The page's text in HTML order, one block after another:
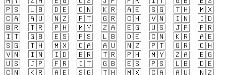
🇵🇸
🇱🇧 🇩🇪 🇨🇳 🇰🇷 🇦🇪 🇸🇬 🇹🇭
🇲🇽
🇨🇦
🇦🇺 🇳🇿 🇵🇹 🇬🇷 🇨🇭 🇻🇳 🇮🇳
🇮🇩
🇧🇷
🇹🇷 🇵🇭 🇲🇾 🇿🇦 🇪🇬 🇺🇸 🇯🇵
🇫🇷
🇮🇹
🇬🇧 🇪🇸 🇵🇸 🇱🇧 🇩🇪 🇨🇳 🇰🇷
🇦🇪
🇸🇬
🇹🇭 🇲🇽 🇨🇦 🇦🇺 🇳🇿 🇵🇹 🇬🇷
🇨🇭
🇻🇳
🇮🇳 🇮🇩 🇧🇷 🇹🇷 🇵🇭 🇲🇾 🇿🇦
🇪🇬
🇺🇸
🇯🇵 🇫🇷 🇮🇹 🇬🇧 🇪🇸 🇵🇸 🇱🇧
🇩🇪
🇨🇳
🇰🇷 🇦🇪 🇸🇬 🇹🇭 🇲🇽 🇨🇦 🇦🇺
🇳🇿